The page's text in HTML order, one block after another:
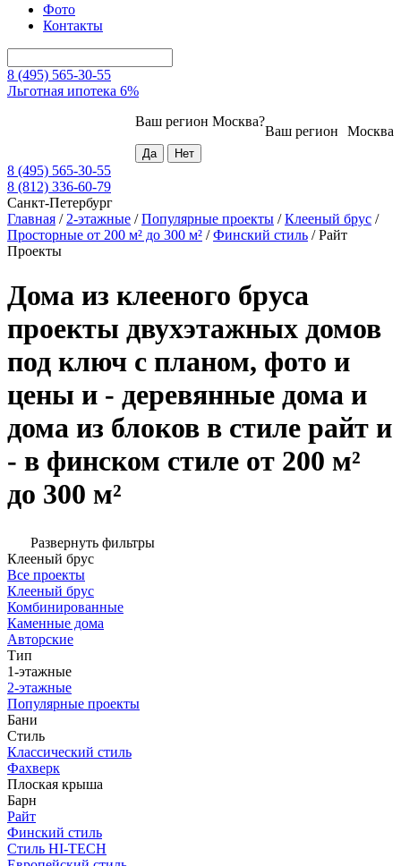
Фото
Контакты
8 (495) 565-30-55
Льготная ипотека 6%
Москва
Ваш регион
Ваш регион Москва?
8 (495) 565-30-55
8 (812) 336-60-79
Санкт-Петербург
Главная / 2-этажные /Популярные проекты /Клееный брус /
Просторные от 200 м² до 300 м² /Финский стиль /Райт
Проекты
Дома из клееного бруса
проекты двухэтажных домов
под ключ с планом, фото и
цены и - деревянные дома и
дома из блоков в стиле райт и
- в финском стиле от 200 м²
до 300 м²
Развернуть фильтры
Клееный брус
Все проекты
Клееный брус
Комбинированные
Каменные дома
Авторские
Тип
1-этажные
2-этажные
Популярные проекты
Бани
Стиль
Классический стиль
Фахверк
Плоская крыша
Барн
Райт
Финский стиль
Стиль HI-TECH